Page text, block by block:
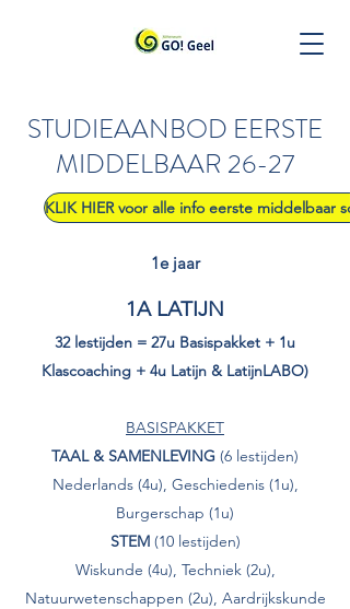
STUDIEAANBOD EERSTE
MIDDELBAAR 26-27
KLIK HIER voor alle info eerste middelbaar
1e jaar
1A LATIJN
32 lestijden = 27u Basispakket + 1u
Klascoaching + 4u Latijn & LatijnLABO)
BASISPAKKET
TAAL & SAMENLEVING (6 lestijden)
Nederlands (4u), Geschiedenis (1u),
Burgerschap (1u)
STEM (10 lestijden)
Wiskunde (4u), Techniek (2u),
Natuurwetenschappen (2u), Aardrijkskunde